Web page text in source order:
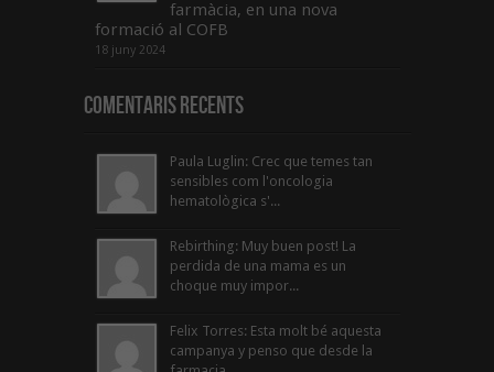
farmàcia, en una nova
formació al COFB
18 juny 2024
Comentaris Recents
Paula Luglin: Crec que temes tan
sensibles com l'oncologia
hematològica s'...
Rebirthing: Muy buen post! La
perdida de una mama es un
choque muy impor...
Felix Torres: Esta molt bé aquesta
campanya y penso que desde la